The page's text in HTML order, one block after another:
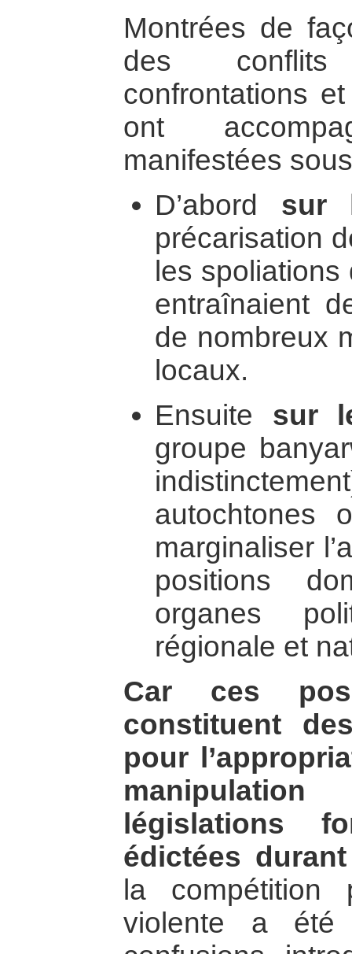
Montrées de
des
confrontations
ont
manifestées
D’abord sur
précarisation
les
entraînaient
de nombreux
locaux.
Ensuite sur
groupe
autochtones
marginaliser
positions
organes
régionale et
Car ces
constituent
pour
législations
édictées
la compétition
violente a été